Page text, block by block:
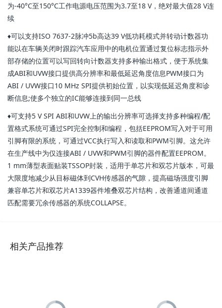
为-40°C至150°C工作电源电压范围为3.7至18 V，绝对最大值28 V连
续
♦可以支持ISO 7637-2脉冲5b高达39 V低功耗模式并转动计数器功
能以在车辆关闭时跟踪汽车应用中的电机位置通过复位标志指示外
部存储的位置可以写回转向计数器支持多种输出格式，便于系统集
成ABI和UVW接口提供高分辨率和最低延迟角度信息PWM接口为
ABI / UVW接口10 MHz SPI提供初始位置，以实现低延迟角度和诊
断信息;使多个独立的IC能够连接到同一总线
♦可支持5 V SPI ABI和UVW上的输出分辨率可选择支持多种编程/配
置格式系统可通过SPI完全控制和编程，包括EEPROM写入对于可用
引脚有限的系统，可通过VCC执行写入和读取和PWM引脚。这允许
在生产线中为仅连接ABI / UVW和PWM引脚的器件配置EEPROM。
1 mm薄型表面贴装TSSOP封装，适用于单芯片和双芯片版本，可最
大限度地减少从目标磁体到CVH传感器的气隙，提高磁场强度引脚
兼容单芯片和双芯片A1339器件堆叠双芯片结构，改善通道间通道
匹配需要冗余传感器的系统COLLAPSE。
相关产品推荐